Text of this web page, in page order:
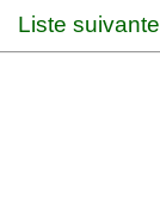
Liste suivante